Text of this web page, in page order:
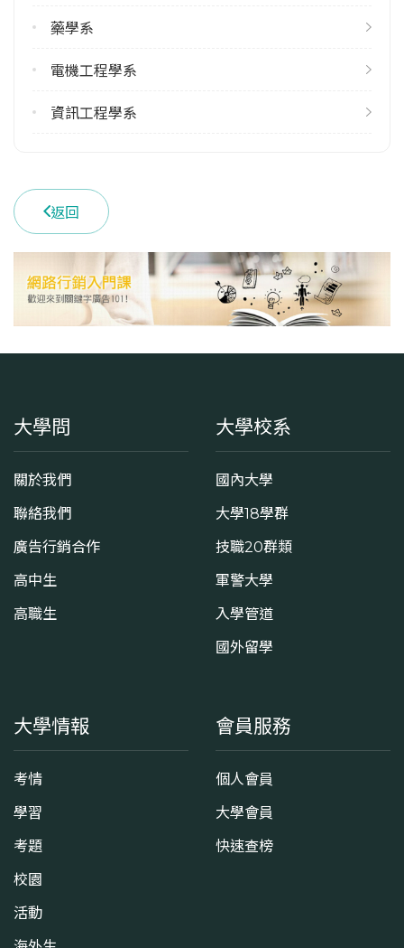
學系電話
臺南市東區大學路1號
藥學系
電機工程學系
資訊工程學系
返回
大學問
關於我們
聯絡我們
廣告行銷合作
高中生
高職生
大學校系
國內大學
大學18學群
技職20群類
軍警大學
入學管道
國外留學
大學情報
考情
學習
考題
校園
活動
會員服務
個人會員
大學會員
快速查榜